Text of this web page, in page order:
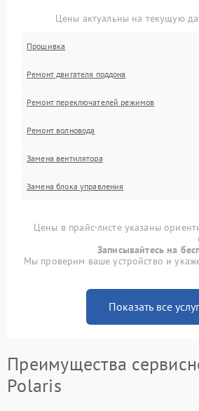
Цены актуальны на текущую
Прошивка
Ремонт двигателя поддона
Ремонт переключателей режимов
Ремонт волновода
Замена вентилятора
Замена блока управления
Цены в прайс-листе указаны
Записывайтесь на
Мы проверим ваше устройство и
Показать все
Преимущества
Polaris